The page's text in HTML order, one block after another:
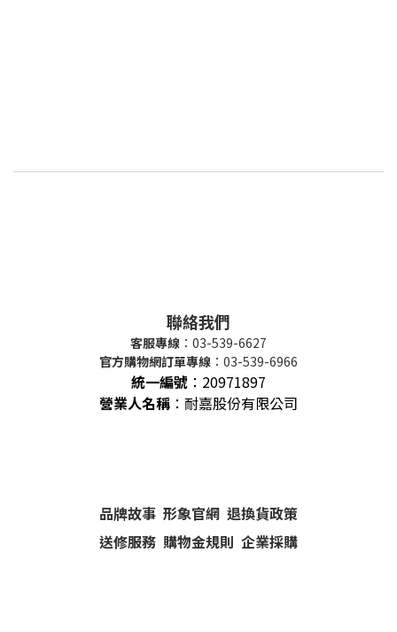
聯絡我們
客服專線 ：03-539-6627
官方購物網訂單專線 ：03-539-6966
統一編號 ： 20971897
營業人名稱 ：耐嘉股份有限公司
品牌故事 形象官網 退換貨政策
送修服務 購物金規則 企業採購